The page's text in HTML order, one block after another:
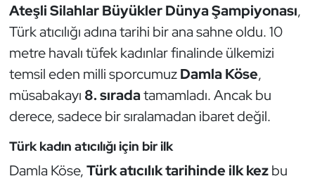
Ateşli Silahlar Büyükler Dünya Şampiyonası,
Türk atıcılığı adına tarihi bir ana sahne oldu. 10
metre havalı tüfek kadınlar finalinde ülkemizi
temsil eden milli sporcumuzDamla Köse,
müsabakayı 8. sıradatamamladı. Ancak bu
derece, sadece bir sıralamadan ibaret değil.
Türk kadın atıcılığı için bir ilk
Damla Köse,Türk atıcılık tarihinde ilk kezbu
E-Spor
Eskrim
Futbol
Futsal
Genel